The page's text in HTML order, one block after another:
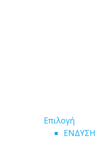
Επιλογή
το
ΕΝΔΥΣΗ